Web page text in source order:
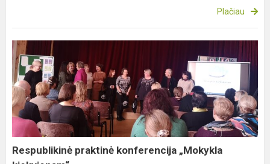
Plačiau
Respublikinė
praktinė
konferencija
„Mokykla
kiekvienam“
Respublikinė praktinė konferencija „Mokykla